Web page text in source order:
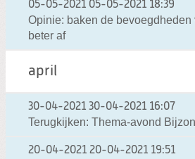
05-05-2021 05-05-2021 18:39
Opinie: baken de
beter af
april
30-04-2021 30-04-2021 16:07
Terugkijken: Thema-avond
20-04-2021 20-04-2021 19:51